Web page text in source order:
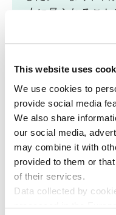
This website uses
We use cookies to
provide social media
We also share
our social media,
may combine it with
provided to them or
of their services.
Data collected by
processed in the
人に見られること
pic.twitter.com/
— カスペルスキー
November 5, 2015
Instagram
なりすまし